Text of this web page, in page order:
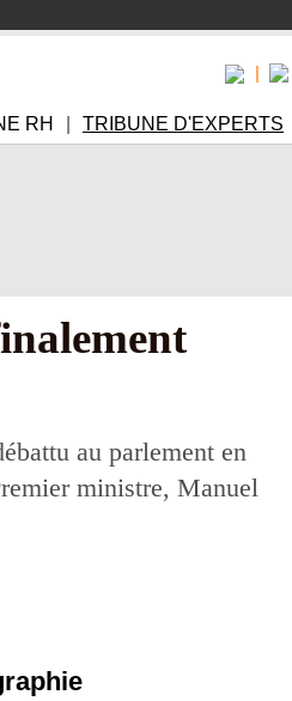
RH TRIBUNE D'EXPERTS
au parlement en
ministre, Manuel